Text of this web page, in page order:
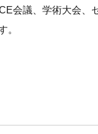
会議、学術大会、
。